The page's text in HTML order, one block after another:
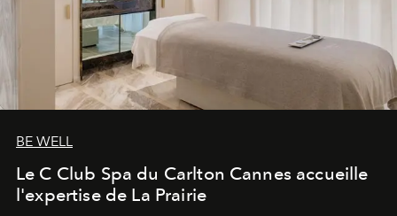
BE WELL
Le C Club Spa du Carlton Cannes accueille
l'expertise de La Prairie